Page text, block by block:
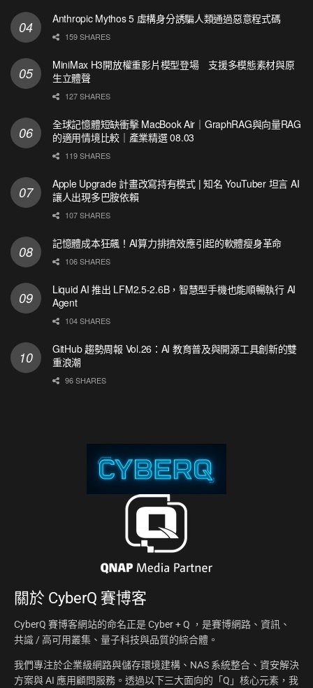
Anthropic Mythos 5 虛構身分誘騙人類通過惡意程式碼
159 SHARES
MiniMax H3開放權重影片模型登場 支援多模態素材與原
生立體聲
127 SHARES
全球記憶體短缺衝擊 MacBook Air｜GraphRAG與向量RAG
的適用情境比較｜產業精選 08.03
119 SHARES
Apple Upgrade 計畫改寫持有模式 | 知名 YouTuber 坦言 AI
讓人出現多巴胺依賴
107 SHARES
記憶體成本狂飆！AI算力排擠效應引起的軟體瘦身革命
106 SHARES
Liquid AI 推出 LFM2.5-2.6B，智慧型手機也能順暢執行 AI
Agent
104 SHARES
GitHub 趨勢周報 Vol.26：AI 教育普及與開源工具創新的雙
重浪潮
96 SHARES
關於 CyberQ 賽博客
CyberQ 賽博客網站的命名正是 Cyber + Q ，是賽博網路、資訊、
共識 / 高可用叢集、量子科技與品質的綜合體。
我們專注於企業級網路與儲存環境建構、NAS 系統整合、資安解決
方案與 AI 應用顧問服務。透過以下三大面向的「Q」核心元素，我